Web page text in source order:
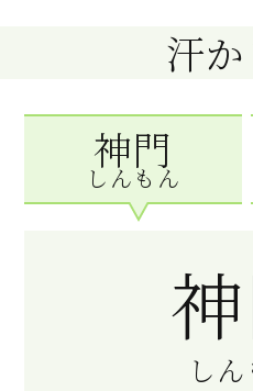
汗
神門
しんもん
し